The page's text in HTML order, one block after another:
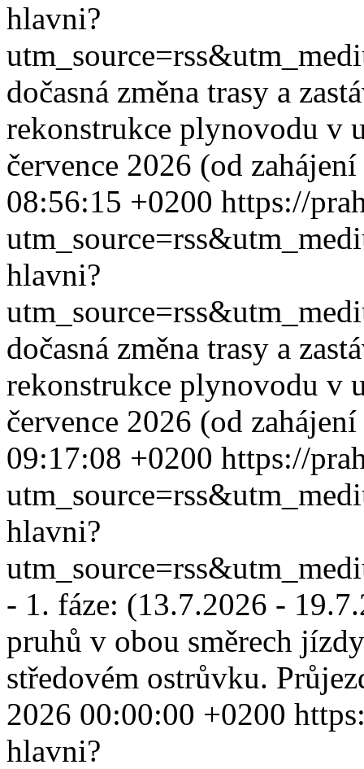
hlavni?
dočasná změna trasy a
rekonstrukce plynovodu v
července 2026 (od
08:56:15 +0200 https://
hlavni?
dočasná změna trasy a
rekonstrukce plynovodu v
července 2026 (od
09:17:08 +0200 https://
hlavni?
- 1. fáze: (13.7.2026 -
pruhů v obou směrech
středovém ostrůvku.
2026 00:00:00 +0200
hlavni?